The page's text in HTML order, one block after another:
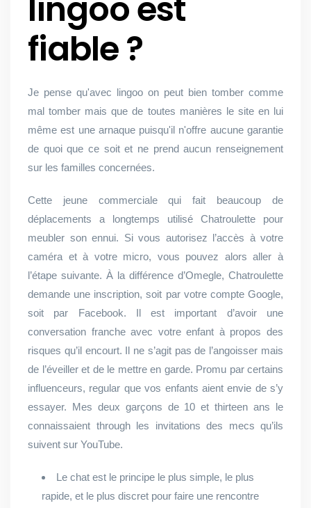
lingoo est
fiable ?
Je pense qu'avec lingoo on peut bien tomber comme
mal tomber mais que de toutes manières le site en lui
même est une arnaque puisqu'il n'offre aucune garantie
de quoi que ce soit et ne prend aucun renseignement
sur les familles concernées.
Cette jeune commerciale qui fait beaucoup de
déplacements a longtemps utilisé Chatroulette pour
meubler son ennui. Si vous autorisez l’accès à votre
caméra et à votre micro, vous pouvez alors aller à
l’étape suivante. À la différence d’Omegle, Chatroulette
demande une inscription, soit par votre compte Google,
soit par Facebook. Il est important d’avoir une
conversation franche avec votre enfant à propos des
risques qu’il encourt. Il ne s’agit pas de l’angoisser mais
de l’éveiller et de le mettre en garde. Promu par certains
influenceurs, regular que vos enfants aient envie de s’y
essayer. Mes deux garçons de 10 et thirteen ans le
connaissaient through les invitations des mecs qu’ils
suivent sur YouTube.
Le chat est le principe le plus simple, le plus
rapide, et le plus discret pour faire une rencontre